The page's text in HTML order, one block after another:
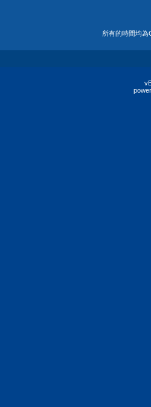
所有的時間均為